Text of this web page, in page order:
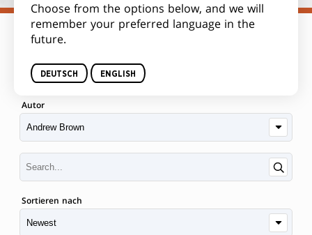
Autor
Sortieren nach
Choose from the options below, and we will
remember your preferred language in the
future.
DEUTSCH ENGLISH